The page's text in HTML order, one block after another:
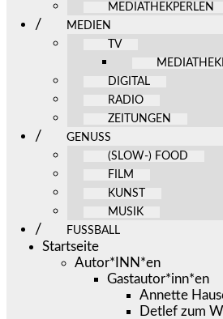
MEDIATHEKPERLEN
MEDIEN
TV
DIGITAL
RADIO
ZEITUNGEN
GENUSS
(SLOW-) FOOD
FILM
KUNST
MUSIK
FUSSBALL
Startseite
Autor*INN*en
Gastautor*inn*en
Annette
Detlef zum